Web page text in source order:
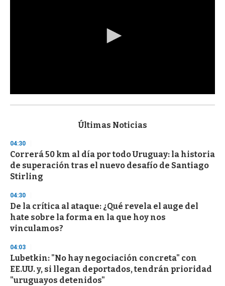
s
d
s
o
f
3
s
e
c
o
n
Últimas Noticias
04:30
Correrá 50 km al día por todo Uruguay: la historia
de superación tras el nuevo desafío de Santiago
Stirling
04:30
De la crítica al ataque: ¿Qué revela el auge del
hate sobre la forma en la que hoy nos
vinculamos?
04:03
Lubetkin: "No hay negociación concreta" con
EE.UU. y, si llegan deportados, tendrán prioridad
"uruguayos detenidos"